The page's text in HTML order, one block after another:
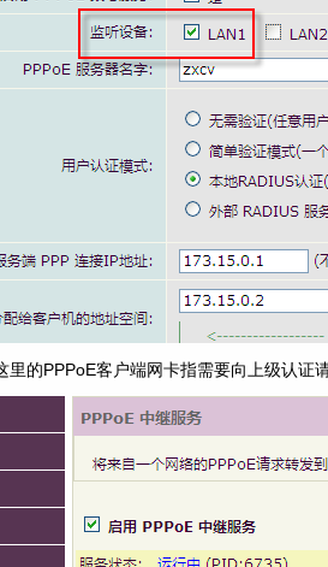
里的PPPoE客户端网卡指需要向上级认